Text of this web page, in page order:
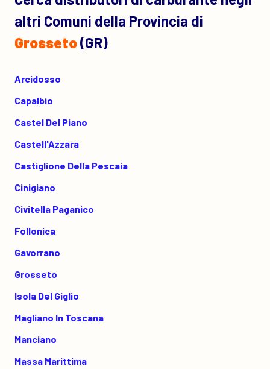
altri Comuni della Provincia di
Grosseto(GR)
Arcidosso
Capalbio
Castel Del Piano
Castell'Azzara
Castiglione Della Pescaia
Cinigiano
Civitella Paganico
Follonica
Gavorrano
Grosseto
Isola Del Giglio
Magliano In Toscana
Manciano
Massa Marittima